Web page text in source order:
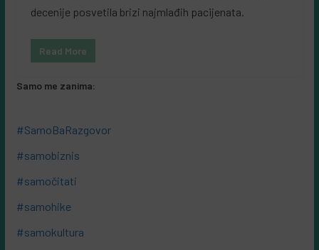
decenije posvetila brizi najmlađih pacijenata.
Read More
Samo me zanima:
#SamoBaRazgovor
#samobiznis
#samočitati
#samohike
#samokultura